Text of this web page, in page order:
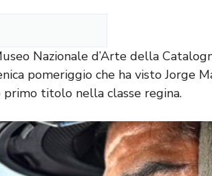
Nazionale d’Arte della
pomeriggio che ha visto Jorge
primo titolo nella classe regina.